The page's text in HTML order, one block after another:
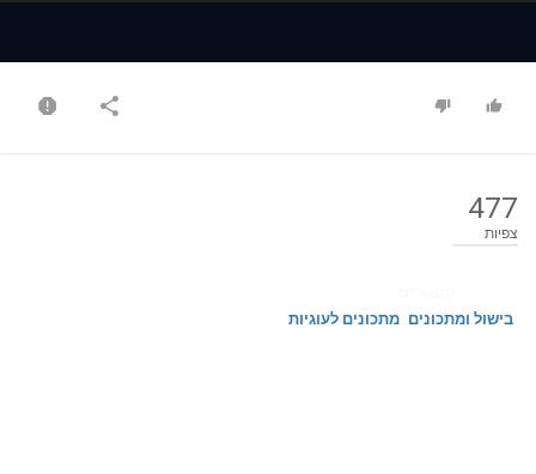
477
צפיות
בישול ומתכונים מתכונים לעוגיות